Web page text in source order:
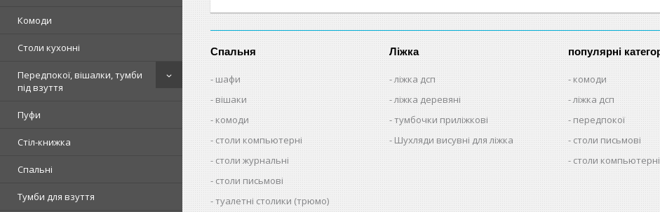
Комоди
Столи кухонні
Передпокої, вішалки, тумби
під взуття
Пуфи
Стіл-книжка
Спальні
Тумби для взуття
Спальня
шафи
вішаки
комоди
столи компьютерні
столи журнальні
столи письмові
туалетні столики (трюмо)
Ліжка
ліжка дсп
ліжка деревяні
тумбочки приліжкові
Шухляди висувні для ліжка
популярні
комоди
ліжка дсп
передпокої
столи письмові
столи компьютерні